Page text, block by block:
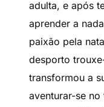
adulta, e após
aprender a
paixão pela
desporto
transformou a
aventurar-se